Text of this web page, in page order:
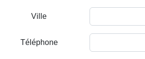
Ville
Téléphone